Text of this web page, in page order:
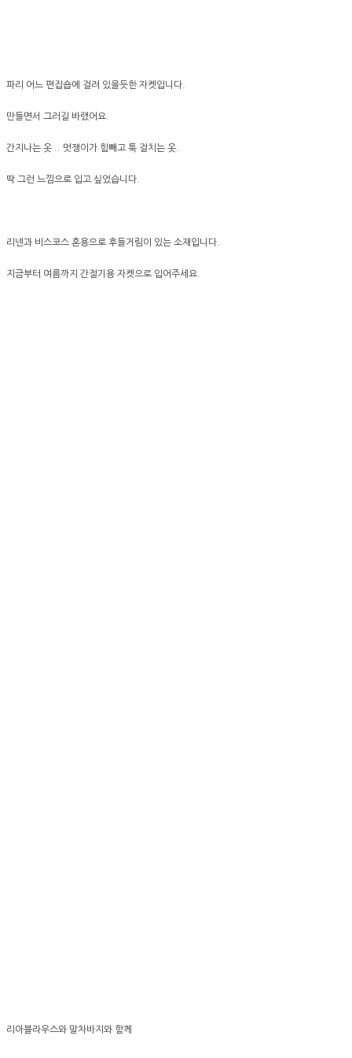
파리 어느 편집숍에 걸려 있을듯한 자켓입니다.
만들면서 그러길 바랬어요.
간지나는 옷 .. 멋쟁이가 힘빼고 툭 걸치는 옷.
딱 그런 느낌으로 입고 싶었습니다.
리넨과 비스코스 혼용으로 후들거림이 있는 소재입니다.
지금부터 여름까지 간절기용 자켓으로 입어주세요.
리아블라우스와 말차바지와 함께